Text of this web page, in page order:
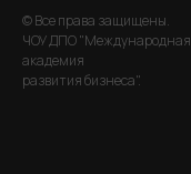
© Все права защищены.
ЧОУ ДПО "Международная
академия
развития бизнеса".